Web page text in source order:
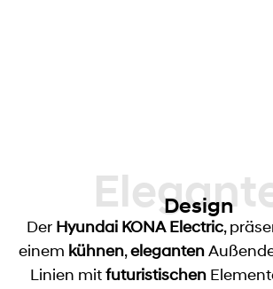
Elegantes
Design
Der Hyundai KONA Electric,
einem kühnen,eleganten
Linien mitfuturistischen